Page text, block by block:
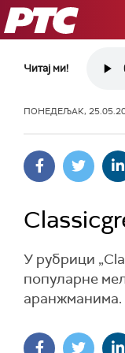
РТС
Читај ми!
ПОНЕДЕЉАК,
У рубрици
популарне
аранжманима.